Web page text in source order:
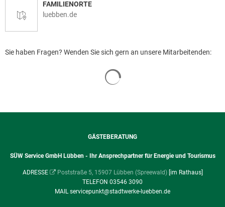
FAMILIENORTE
luebben.de
Sie haben Fragen? Wenden Sie sich gern an unsere Mitarbeitenden:
GÄSTEBERATUNG
SÜW Service GmbH Lübben - Ihr Ansprechpartner für Energie und Tourismus
ADRESSE Poststraße 5, 15907 Lübben (Spreewald) [im Rathaus]
TELEFON 03546 3090
MAIL servicepunkt@stadtwerke-luebben.de